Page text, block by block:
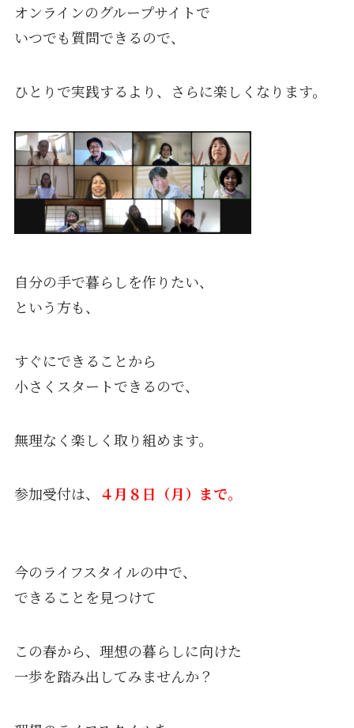
オンラインのグループサイトで
いつでも質問できるので、
ひとりで実践するより、さらに楽しくなります。
自分の手で暮らしを作りたい、
という方も、
すぐにできることから
小さくスタートできるので、
無理なく楽しく取り組めます。
参加受付は、 ４月８日（月）まで。
今のライフスタイルの中で、
できることを見つけて
この春から、理想の暮らしに向けた
一歩を踏み出してみませんか？